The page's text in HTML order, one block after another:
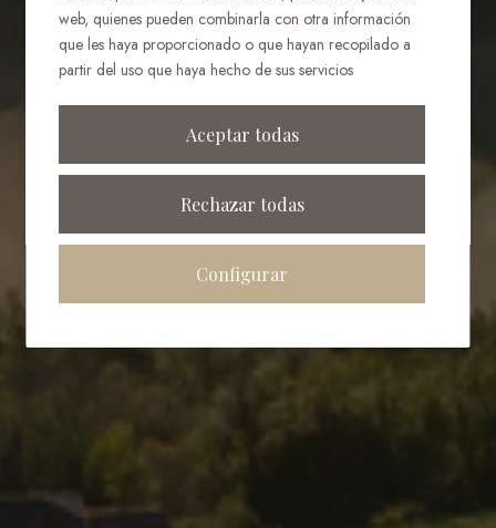
LOS PREMIOS
CONDE NAST
TRAVELLER
2025 COMO
MEJOR HOTEL
RESORT
web, quienes pueden combinarla con otra información
que les haya proporcionado o que hayan recopilado a
partir del uso que haya hecho de sus servicios
Aceptar todas
Rechazar todas
Configurar